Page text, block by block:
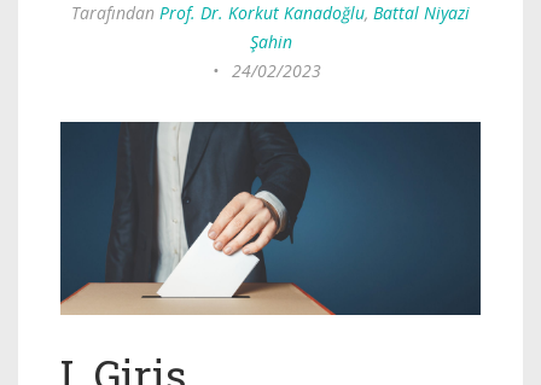
Tarafından Prof. Dr. Korkut Kanadoğlu, Battal Niyazi
Şahin
• 24/02/2023